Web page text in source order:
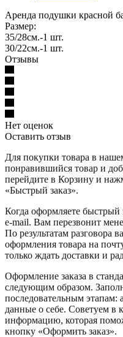
Аренда подушки красной
Размер:
35/28см.-1 шт.
30/22см.-1 шт.
Отзывы
Нет оценок
Оставить отзыв
Для покупки товара в
понравившийся товар и
перейдите в Корзину и
«Быстрый заказ».
Когда оформляете
e-mail. Вам перезвонит
По результатам разговора
оформления товара на
только ждать доставки и
Оформление заказа в
следующим образом.
последовательным этапам:
данные о себе. Советуем в
информацию, которая
кнопку «Оформить заказ».